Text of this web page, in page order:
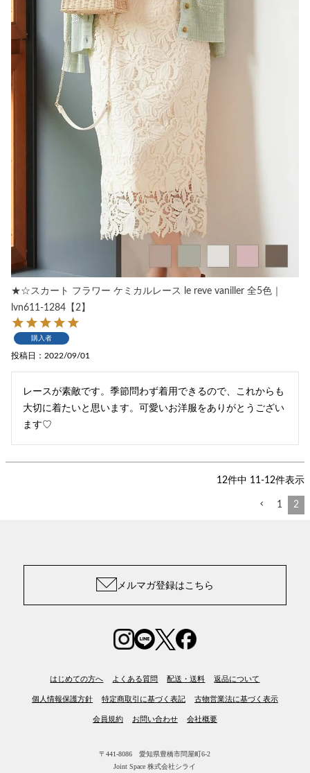
★☆スカート フラワー ケミカルレース le reve vaniller 全5色｜
lvn611-1284【2】
購入者
投稿日 2022/09/01
レースが素敵です。季節問わず着用できるので、これからも
大切に着たいと思います。可愛いお洋服をありがとうござい
ます♡
12件中 11 -12件表示
1 2
メルマガ登録はこちら
はじめての方へ よくある質問 配送・送料 返品について
個人情報保護方針 特定商取引に基づく表記 古物営業法に基づく表示
会員規約 お問い合わせ 会社概要
〒441-8086 愛知県豊橋市問屋町6-2
Joint Space 株式会社シライ